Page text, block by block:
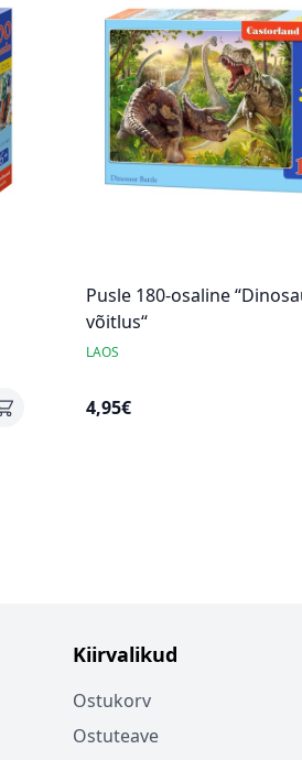
Pusle 180-osaline
võitlus“
LAOS
4,95€
Kiirvalikud
Ostukorv
Ostuteave